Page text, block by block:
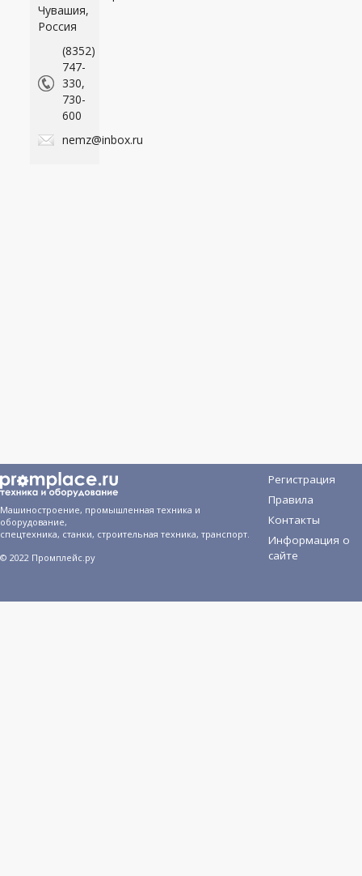
Чувашия,
Россия
(8352)
747-
330,
730-
600
nemz@inbox.ru
Машиностроение, промышленная техника и
оборудование,
спецтехника, станки, строительная техника, транспорт.
© 2022 Промплейс.ру
Регистрация
Правила
Контакты
Информация о
сайте